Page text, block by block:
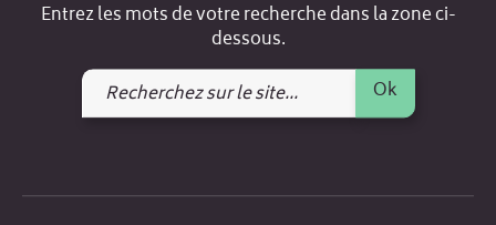
Entrez les mots de votre recherche dans la zone ci-
dessous.
Recherchez
sur
Ok